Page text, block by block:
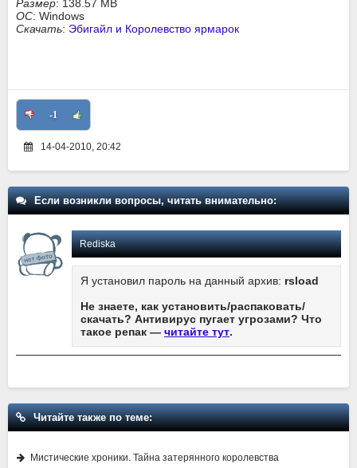
Размер: 138.57 MB
ОС: Windows
Скачать: Эбигайл и Королевство ярмарок
-1
14-04-2010, 20:42
Если возникли вопросы, читать внимательно:
Rediska
Я установил пароль на данный архив: rsload
Не знаете, как установить/распаковать/
скачать? Антивирус пугает угрозами? Что
такое репак — читайте тут.
Читайте также по теме:
Мистические хроники. Тайна затерянного королевства